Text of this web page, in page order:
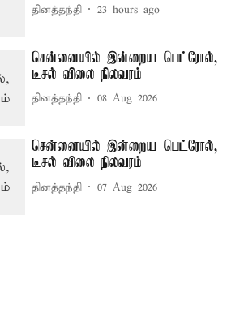
தினத்தந்தி 23 hours ago
சென்னையில் இன்றைய பெட்ரோல்,
டீசல் விலை நிலவரம்
தினத்தந்தி 08 Aug 2026
சென்னையில் இன்றைய பெட்ரோல்,
டீசல் விலை நிலவரம்
தினத்தந்தி 07 Aug 2026